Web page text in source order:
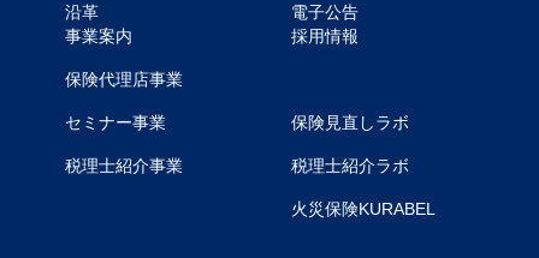
沿革
電子公告
事業案内
保険代理店事業
セミナー事業
税理士紹介事業
採用情報
保険見直しラボ
税理士紹介ラボ
火災保険KURABEL